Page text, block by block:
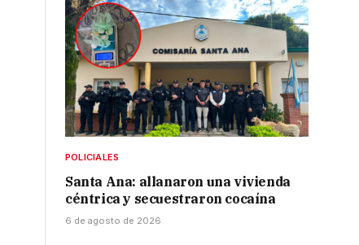
POLICIALES
Santa Ana: allanaron una vivienda
céntrica y secuestraron cocaína
6 de agosto de 2026